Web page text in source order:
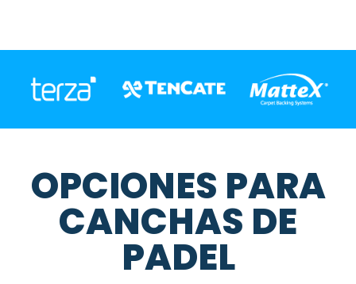
OPCIONES PARA
CANCHAS DE
PADEL